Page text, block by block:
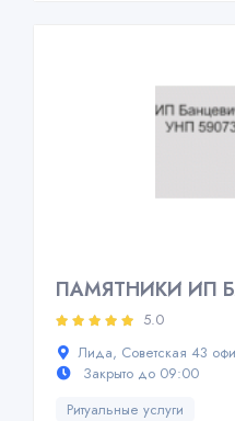
ПАМЯТНИКИ ИП
5.0
Лида, Советская 43
Закрыто до 09:00
Ритуальные услуги